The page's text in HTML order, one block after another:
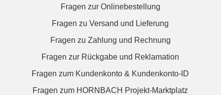
Fragen zur Onlinebestellung
Fragen zu Versand und Lieferung
Fragen zu Zahlung und Rechnung
Fragen zur Rückgabe und Reklamation
Fragen zum Kundenkonto & Kundenkonto-ID
Fragen zum HORNBACH Projekt-Marktplatz